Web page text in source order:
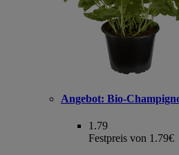
Angebot: Bio-
1.79
Festpreis von 1.79€